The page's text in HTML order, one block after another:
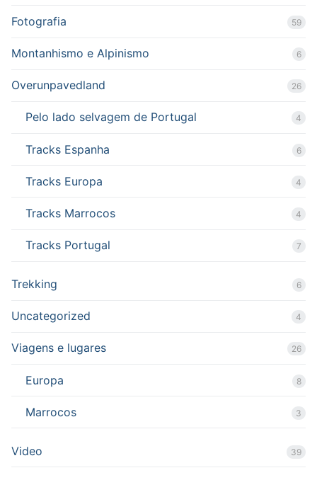
Fotografia 59
Montanhismo e Alpinismo 6
Overunpavedland 26
Pelo lado selvagem de Portugal 4
Tracks Espanha 6
Tracks Europa 4
Tracks Marrocos 4
Tracks Portugal 7
Trekking 6
Uncategorized 4
Viagens e lugares 26
Europa 8
Marrocos 3
Video 39